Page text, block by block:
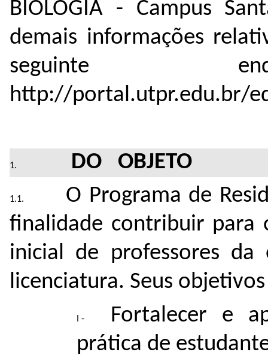
BIOLOGIA - Campus
demais informações
seguinte
http://portal.utpr.edu.br/
DO OBJETO
O Programa de
finalidade contribuir para
inicial de professores da
licenciatura. Seus
Fortalecer e
prática de